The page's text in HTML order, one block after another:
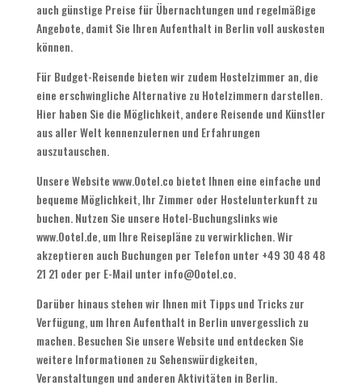
auch günstige Preise für Übernachtungen und regelmäßige
Angebote, damit Sie Ihren Aufenthalt in Berlin voll auskosten
können.
Für Budget-Reisende bieten wir zudem Hostelzimmer an, die
eine erschwingliche Alternative zu Hotelzimmern darstellen.
Hier haben Sie die Möglichkeit, andere Reisende und Künstler
aus aller Welt kennenzulernen und Erfahrungen
auszutauschen.
Unsere Website www.Ootel.co bietet Ihnen eine einfache und
bequeme Möglichkeit, Ihr Zimmer oder Hostelunterkunft zu
buchen. Nutzen Sie unsere Hotel-Buchungslinks wie
www.Ootel.de, um Ihre Reisepläne zu verwirklichen. Wir
akzeptieren auch Buchungen per Telefon unter +49 30 48 48
21 21 oder per E-Mail unter info@Ootel.co.
Darüber hinaus stehen wir Ihnen mit Tipps und Tricks zur
Verfügung, um Ihren Aufenthalt in Berlin unvergesslich zu
machen. Besuchen Sie unsere Website und entdecken Sie
weitere Informationen zu Sehenswürdigkeiten,
Veranstaltungen und anderen Aktivitäten in Berlin.